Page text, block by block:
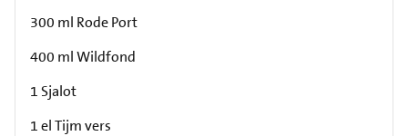
300 ml Rode Port
400 ml Wildfond
1 Sjalot
1 el Tijm vers